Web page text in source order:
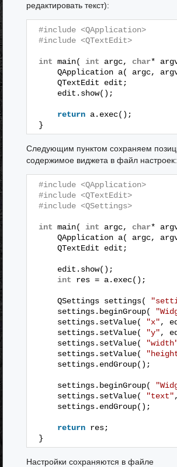
редактировать текст):
#include <QApplication>
#include <QTextEdit>
int main( int argc, char*
QApplication a( argc,
QTextEdit edit;
edit.show();
return a.exec();
}
Следующим пунктом сохраняем
содержимое виджета в файл настроек:
#include <QApplication>
#include <QTextEdit>
#include <QSettings>
int main( int argc, char*
QApplication a( argc,
QTextEdit edit;
edit.show();
int
res = a.exec();
QSettings settings(
settings.beginGroup(
settings.setValue( "x",
settings.setValue( "y",
settings.setValue(
settings.setValue(
settings.endGroup();
settings.beginGroup(
settings.setValue( "text"
settings.endGroup();
return res;
}
Настройки сохраняются в файле